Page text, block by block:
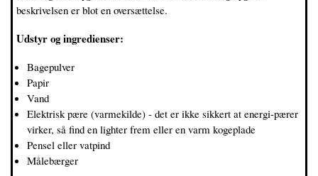
beskrivelsen er blot en oversættelse.
Udstyr og ingredienser:
Bagepulver
Papir
Vand
Elektrisk pære (varmekilde) - det er ikke sikkert at energi-pærer
virker, så find en lighter frem eller en varm kogeplade
Pensel eller vatpind
Målebærger